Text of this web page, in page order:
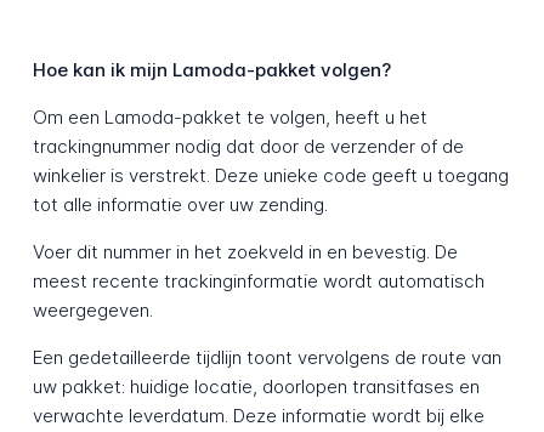
Hoe kan ik mijn Lamoda-pakket volgen?
Om een Lamoda-pakket te volgen, heeft u het
trackingnummer nodig dat door de verzender of de
winkelier is verstrekt. Deze unieke code geeft u toegang
tot alle informatie over uw zending.
Voer dit nummer in het zoekveld in en bevestig. De
meest recente trackinginformatie wordt automatisch
weergegeven.
Een gedetailleerde tijdlijn toont vervolgens de route van
uw pakket: huidige locatie, doorlopen transitfases en
verwachte leverdatum. Deze informatie wordt bij elke